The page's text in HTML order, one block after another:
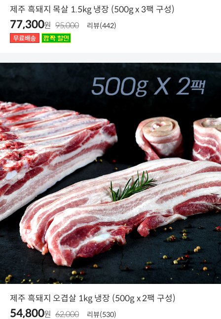
제주 흑돼지 목살 1.5kg 냉장 (500g x 3팩 구성)
77,300원 95,000 리뷰(442)
제주 흑돼지 오겹살 1kg 냉장 (500g x 2팩 구성)
54,800원 62,000 리뷰(530)